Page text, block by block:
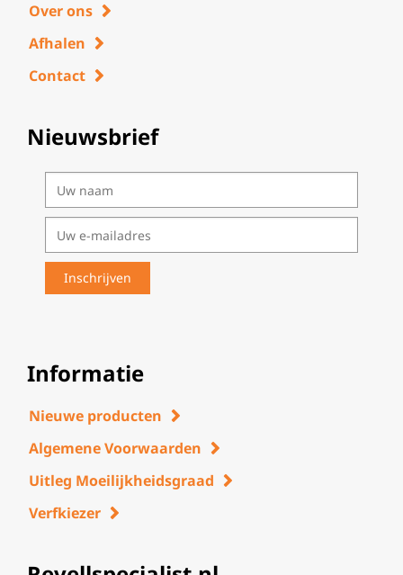
Over ons
Afhalen
Contact
Nieuwsbrief
Informatie
Nieuwe producten
Algemene Voorwaarden
Uitleg Moeilijkheidsgraad
Verfkiezer